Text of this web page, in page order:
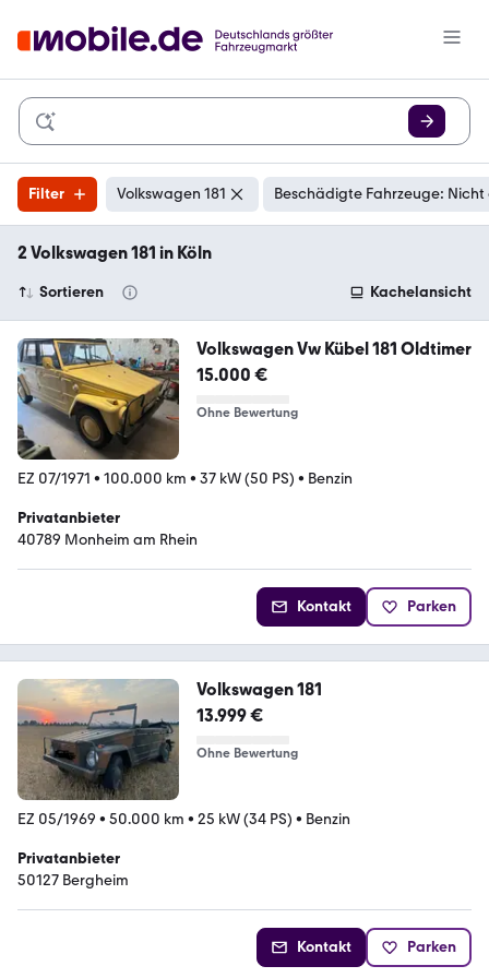
Filter Volkswagen 181 Beschädigte Fahrzeuge: Nicht
2 Volkswagen 181 in Köln
Sortieren Kachelansicht
Volkswagen Vw Kübel 181 Oldtimer
15.000 €
Ohne Bewertung
EZ 07/1971 • 100.000 km • 37 kW (50 PS) • Benzin
Privatanbieter
40789 Monheim am Rhein
Kontakt Parken
Volkswagen 181
13.999 €
Ohne Bewertung
EZ 05/1969 • 50.000 km • 25 kW (34 PS) • Benzin
Privatanbieter
50127 Bergheim
Kontakt Parken